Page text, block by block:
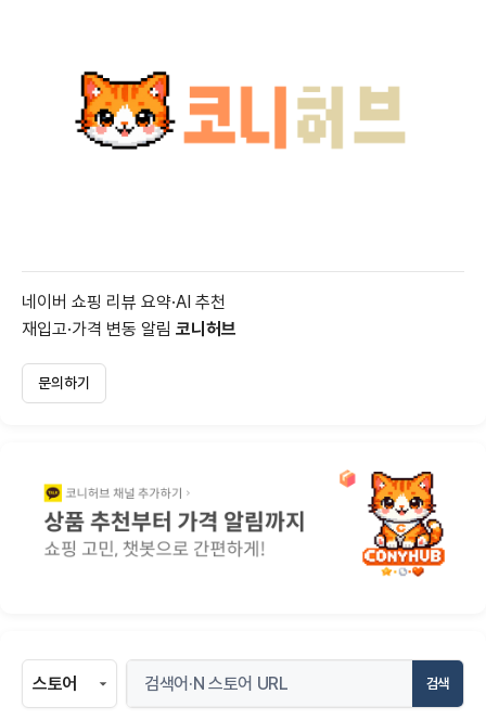
네이버 쇼핑 리뷰 요약·AI 추천
재입고·가격 변동 알림 코니허브
문의하기
검색